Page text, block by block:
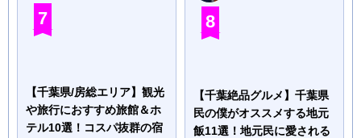
7
【千葉県/房総エリア】観光
や旅行におすすめ旅館＆ホ
テル10選！コスパ抜群の宿
8
【千葉絶品グルメ】千葉県
民の僕がオススメする地元
飯11選！地元民に愛される